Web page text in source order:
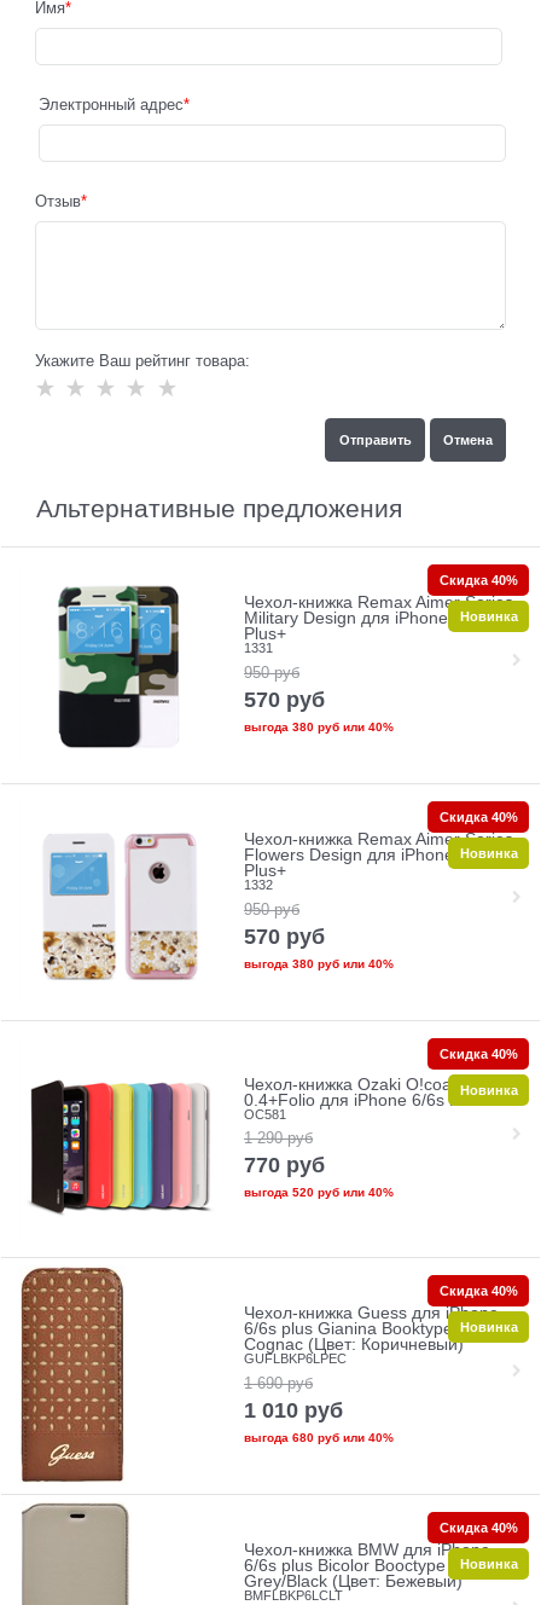
Имя
Электронный адрес
Отзыв
Укажите Ваш рейтинг товара:
Альтернативные предложения
Чехол-книжка Remax Aimer Series
Military Design для iPhone 6/6s
Plus+
1331
950 руб
570 руб
выгода 380 рубили 40%
Скидка 40%
Новинка
Чехол-книжка Remax Aimer Series
Flowers Design для iPhone 6/6s
Plus+
1332
950 руб
570 руб
выгода 380 рубили 40%
Скидка 40%
Новинка
Чехол-книжка Ozaki O!coat
0.4+Folio для iPhone 6/6s Plus
OC581
1 290 руб
770 руб
выгода 520 рубили 40%
Скидка 40%
Новинка
Чехол-книжка Guess для iPhone
6/6s plus Gianina Booktype
Cognac (Цвет: Коричневый)
GUFLBKP6LPEC
1 690 руб
1 010 руб
выгода 680 рубили 40%
Скидка 40%
Новинка
Чехол-книжка BMW для iPhone
6/6s plus Bicolor Booctype
Grey/Black (Цвет: Бежевый)
BMFLBKP6LCLT
Скидка 40%
Новинка